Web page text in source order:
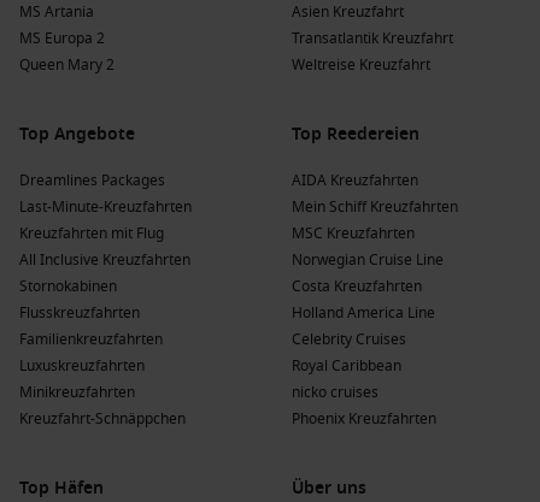
MS Artania
MS Europa 2
Queen Mary 2
Asien Kreuzfahrt
Transatlantik Kreuzfahrt
Weltreise Kreuzfahrt
Top Angebote
Dreamlines Packages
Last-Minute-Kreuzfahrten
Kreuzfahrten mit Flug
All Inclusive Kreuzfahrten
Stornokabinen
Flusskreuzfahrten
Familienkreuzfahrten
Luxuskreuzfahrten
Minikreuzfahrten
Kreuzfahrt-Schnäppchen
Top Reedereien
AIDA Kreuzfahrten
Mein Schiff Kreuzfahrten
MSC Kreuzfahrten
Norwegian Cruise Line
Costa Kreuzfahrten
Holland America Line
Celebrity Cruises
Royal Caribbean
nicko cruises
Phoenix Kreuzfahrten
Top Häfen
Über uns